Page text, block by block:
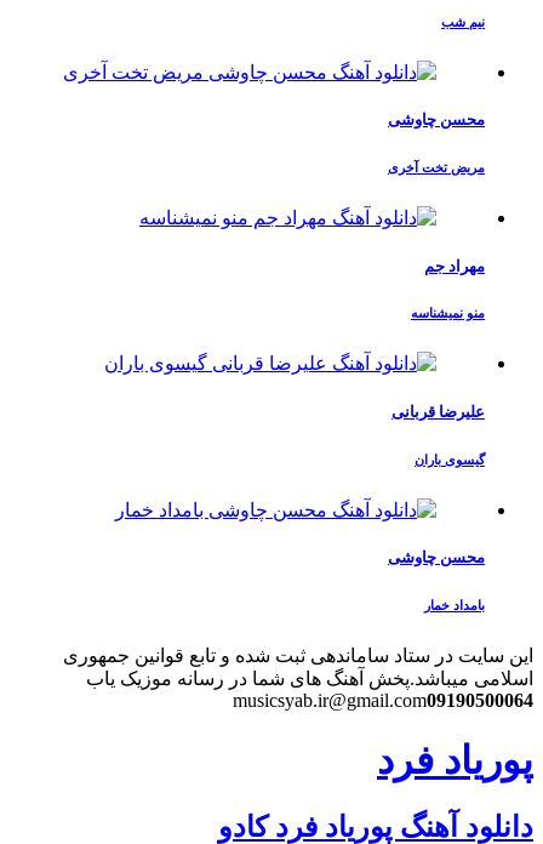
نیم شب
محسن چاوشی
مریض تخت آخری
مهراد جم
منو نمیشناسه
علیرضا قربانی
گیسوی باران
محسن چاوشی
بامداد خمار
این سایت در ستاد ساماندهی ثبت شده و تابع قوانین جمهوری
اسلامی میباشد.پخش آهنگ های شما در رسانه موزیک یاب
musicsyab.ir@gmail.com09190500064
پوریاد فرد
دانلود آهنگ پوریاد فرد کادو